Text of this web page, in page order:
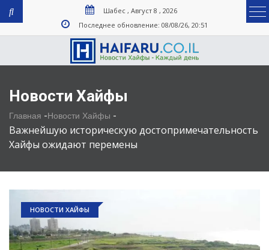
Шабес , Август 8 , 2026
Последнее обновление: 08/08/26, 20:51
Новости Хайфы
Главная -Новости Хайфы -
Важнейшую историческую достопримечательность
Хайфы ожидают перемены
НОВОСТИ ХАЙФЫ